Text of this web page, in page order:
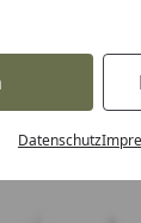
Datenschutz
Traumpool
Hundebedarf